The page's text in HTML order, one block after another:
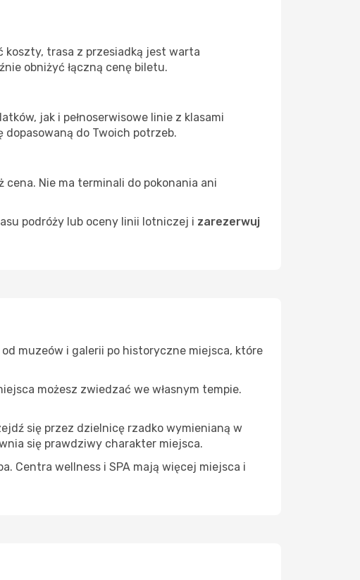
koszty, trasa z przesiadką jest warta
obniżyć łączną cenę biletu.
jak i pełnoserwisowe linie z klasami
do Twoich potrzeb.
Nie ma terminali do pokonania ani
podróży lub oceny linii lotniczej i zarezerwuj
muzeów i galerii po historyczne miejsca, które
możesz zwiedzać we własnym tempie.
się przez dzielnicę rzadko wymienianą w
się prawdziwy charakter miejsca.
Centra wellness i SPA mają więcej miejsca i